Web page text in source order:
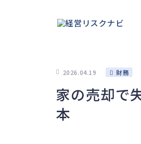
2026.04.19 財務
家の売却で
本